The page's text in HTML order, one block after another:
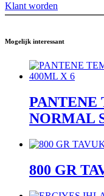
Klant worden
Mogelijk interessant
NORMAL
800 GR